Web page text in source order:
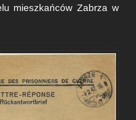
mieszkańców Zabrza w